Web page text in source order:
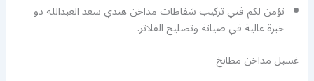
نؤمن لكم فني تركيب شفاطات مداخن هندي سعد العبدالله ذو
خبرة عالية في صيانة وتصليح الفلاتر.
غسيل مداخن مطابخ